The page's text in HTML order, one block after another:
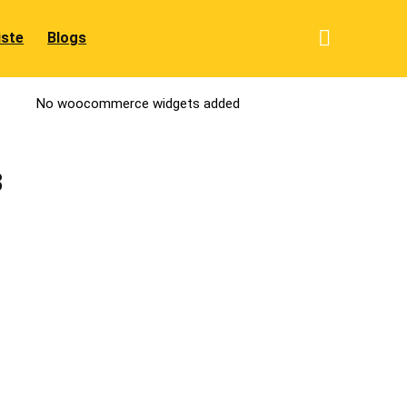
Blogs
No woocommerce widgets added